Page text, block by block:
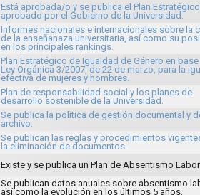
Está aprobada/o y se publica el Plan Estratégico
aprobado por el Gobierno de la Universidad.
Informes nacionales e internacionales sobre la
de la enseñanaza universitaria, así como su
en los principales rankings.
Plan Estratégico de Igualdad de Género en base
Ley Orgánica 3/2007, de 22 de marzo, para la
efectiva de mujeres y hombres.
Plan de responsabilidad social y los planes de
desarrollo sostenible de la Universidad.
Se publica la política de gestión documental y
archivo.
Se publican las reglas y procedimientos
la eliminación de documentos.
Existe y se publica un Plan de Absentismo
Se publican datos anuales sobre absentismo
así como la evolución en los últimos 5 años.